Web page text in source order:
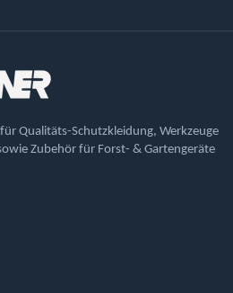
Qualitäts-Schutzkleidung, Werkzeuge
Zubehör für Forst- & Gartengeräte